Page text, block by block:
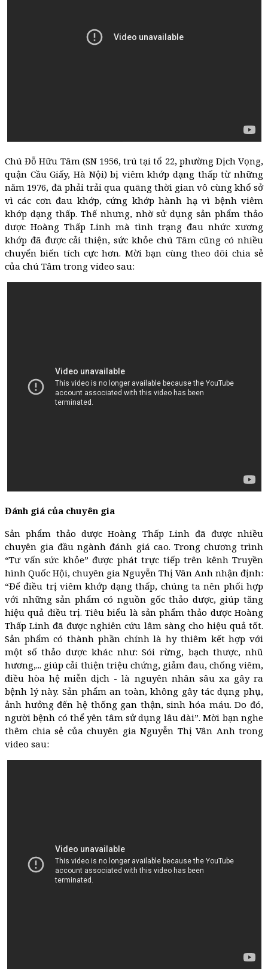
Chú Đỗ Hữu Tâm (SN 1956, trú tại tổ 22, phường Dịch Vọng,
quận Cầu Giấy, Hà Nội) bị viêm khớp dạng thấp từ những
năm 1976, đã phải trải qua quãng thời gian vô cùng khổ sở
vì các cơn đau khớp, cứng khớp hành hạ vì bệnh viêm
khớp dạng thấp. Thế nhưng, nhờ sử dụng sản phẩm thảo
dược Hoàng Thấp Linh mà tình trạng đau nhức xương
khớp đã được cải thiện, sức khỏe chú Tâm cũng có nhiều
chuyển biến tích cực hơn. Mời bạn cùng theo dõi chia sẻ
của chú Tâm trong video sau:
Đánh giá của chuyên gia
Sản phẩm thảo dược Hoàng Thấp Linh đã được nhiều
chuyên gia đầu ngành đánh giá cao. Trong chương trình
“Tư vấn sức khỏe” được phát trực tiếp trên kênh Truyền
hình Quốc Hội, chuyên gia Nguyễn Thị Vân Anh nhận định:
“Để điều trị viêm khớp dạng thấp, chúng ta nên phối hợp
với những sản phẩm có nguồn gốc thảo dược, giúp tăng
hiệu quả điều trị. Tiêu biểu là sản phẩm thảo dược Hoàng
Thấp Linh đã được nghiên cứu lâm sàng cho hiệu quả tốt.
Sản phẩm có thành phần chính là hy thiêm kết hợp với
một số thảo dược khác như: Sói rừng, bạch thược, nhũ
hương,... giúp cải thiện triệu chứng, giảm đau, chống viêm,
điều hòa hệ miễn dịch - là nguyên nhân sâu xa gây ra
bệnh lý này. Sản phẩm an toàn, không gây tác dụng phụ,
ảnh hưởng đến hệ thống gan thận, sinh hóa máu. Do đó,
người bệnh có thể yên tâm sử dụng lâu dài”. Mời bạn nghe
thêm chia sẻ của chuyên gia Nguyễn Thị Vân Anh trong
video sau: